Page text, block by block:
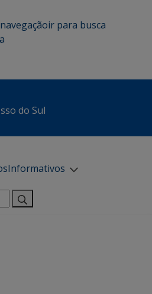
ir para busca
do Sul
Informativos